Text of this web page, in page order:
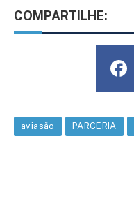
COMPARTILHE:
aviasão PARCERIA